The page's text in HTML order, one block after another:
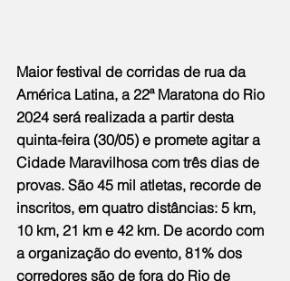
Maior festival de corridas de rua da
América Latina, a 22ª Maratona do Rio
2024 será realizada a partir desta
quinta-feira (30/05) e promete agitar a
Cidade Maravilhosa com três dias de
provas. São 45 mil atletas, recorde de
inscritos, em quatro distâncias: 5 km,
10 km, 21 km e 42 km. De acordo com
a organização do evento, 81% dos
corredores são de fora do Rio de